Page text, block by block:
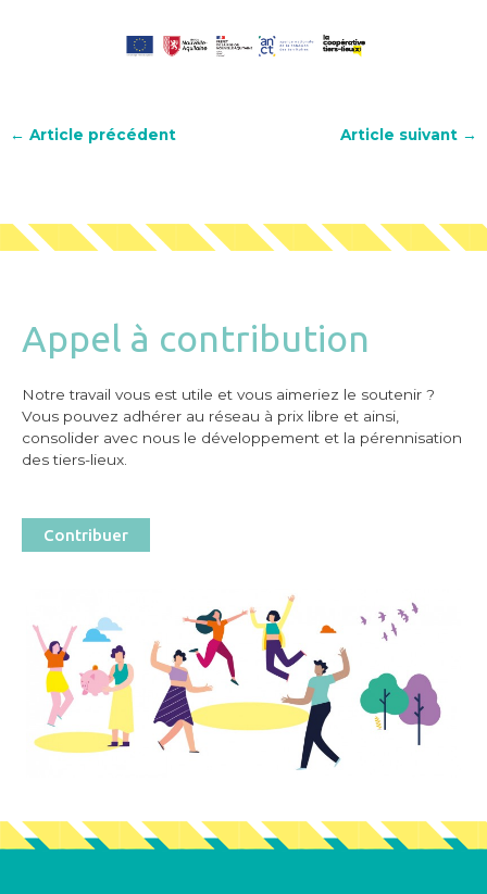
← Article précédent Article suivant →
Appel à contribution
Notre travail vous est utile et vous aimeriez le soutenir ?
Vous pouvez adhérer au réseau à prix libre et ainsi,
consolider avec nous le développement et la pérennisation
des tiers-lieux.
Contribuer